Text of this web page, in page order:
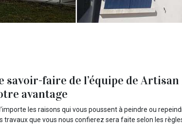
savoir-faire de l’équipe de
avantage
les raisons qui vous poussent à peindre ou
travaux que vous nous confierez sera faite selon les